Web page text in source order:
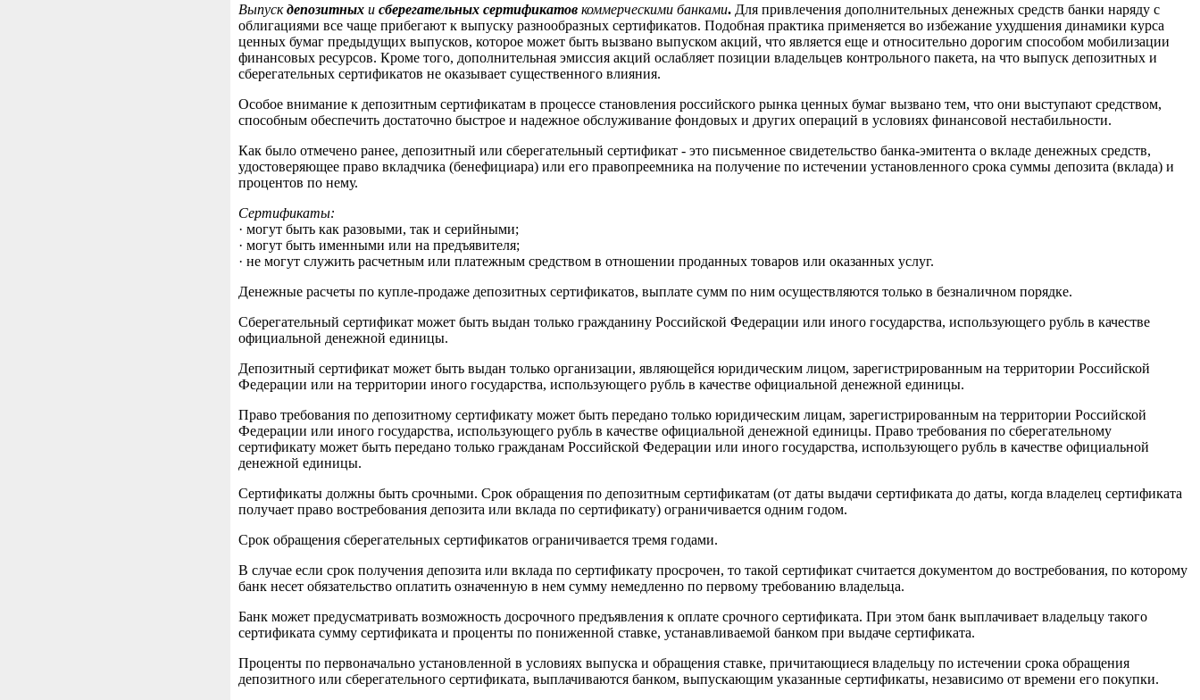
Выпускдепозитных и сберегательных сертификатов коммерческими банками. Для привлечения дополнительных денежных средств банки наряду с
облигациями все чаще прибегают к выпуску разнообразных сертификатов. Подобная практика применяется во избежание ухудшения динамики курса
ценных бумаг предыдущих выпусков, которое может быть вызвано выпуском акций, что является еще и относительно дорогим способом мобилизации
финансовых ресурсов. Кроме того, дополнительная эмиссия акций ослабляет позиции владельцев контрольного пакета, на что выпуск депозитных и
сберегательных сертификатов не оказывает существенного влияния.
Особое внимание к депозитным сертификатам в процессе становления российского рынка ценных бумаг вызвано тем, что они выступают средством,
способным обеспечить достаточно быстрое и надежное обслуживание фондовых и других операций в условиях финансовой нестабильности.
Как было отмечено ранее, депозитный или сберегательный сертификат - это письменное свидетельство банка-эмитента о вкладе денежных средств,
удостоверяющее право вкладчика (бенефициара) или его правопреемника на получение по истечении установленного срока суммы депозита (вклада) и
процентов по нему.
Сертификаты:
· могут быть как разовыми, так и серийными;
· могут быть именными или на предъявителя;
· не могут служить расчетным или платежным средством в отношении проданных товаров или оказанных услуг.
Денежные расчеты по купле-продаже депозитных сертификатов, выплате сумм по ним осуществляются только в безналичном порядке.
Сберегательный сертификат может быть выдан только гражданину Российской Федерации или иного государства, использующего рубль в качестве
официальной денежной единицы.
Депозитный сертификат может быть выдан только организации, являющейся юридическим лицом, зарегистрированным на территории Российской
Федерации или на территории иного государства, использующего рубль в качестве официальной денежной единицы.
Право требования по депозитному сертификату может быть передано только юридическим лицам, зарегистрированным на территории Российской
Федерации или иного государства, использующего рубль в качестве официальной денежной единицы. Право требования по сберегательному
сертификату может быть передано только гражданам Российской Федерации или иного государства, использующего рубль в качестве официальной
денежной единицы.
Сертификаты должны быть срочными. Срок обращения по депозитным сертификатам (от даты выдачи сертификата до даты, когда владелец сертификата
получает право востребования депозита или вклада по сертификату) ограничивается одним годом.
Срок обращения сберегательных сертификатов ограничивается тремя годами.
В случае если срок получения депозита или вклада по сертификату просрочен, то такой сертификат считается документом до востребования, по которому
банк несет обязательство оплатить означенную в нем сумму немедленно по первому требованию владельца.
Банк может предусматривать возможность досрочного предъявления к оплате срочного сертификата. При этом банк выплачивает владельцу такого
сертификата сумму сертификата и проценты по пониженной ставке, устанавливаемой банком при выдаче сертификата.
Проценты по первоначально установленной в условиях выпуска и обращения ставке, причитающиеся владельцу по истечении срока обращения
депозитного или сберегательного сертификата, выплачиваются банком, выпускающим указанные сертификаты, независимо от времени его покупки.